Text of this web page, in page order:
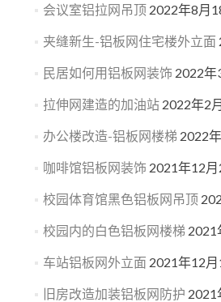
会议室铝拉网吊顶 2022年8月
夹缝新生-铝板网住宅楼外立面
民居如何用铝板网装饰 2022年
拉伸网建造的加油站 2022年2
办公楼改造-铝板网楼梯 2022
咖啡馆铝板网装饰 2021年12月
校园体育馆黑色铝板网吊顶
校园内的白色铝板网楼梯 2021
车站铝板网外立面 2021年12月
旧房改造加装铝板网防护 2021